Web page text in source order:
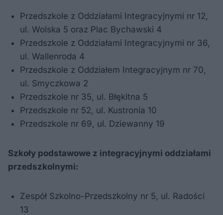
Przedszkole z Oddziałami Integracyjnymi nr 12,
ul. Wolska 5 oraz Plac Bychawski 4
Przedszkole z Oddziałami Integracyjnymi nr 36,
ul. Wallenroda 4
Przedszkole z Oddziałem Integracyjnym nr 70,
ul. Smyczkowa 2
Przedszkole nr 35, ul. Błękitna 5
Przedszkole nr 52, ul. Kustronia 10
Przedszkole nr 69, ul. Dziewanny 19
Szkoły podstawowe z integracyjnymi oddziałami
przedszkolnymi:
Zespół Szkolno-Przedszkolny nr 5, ul. Radości
13